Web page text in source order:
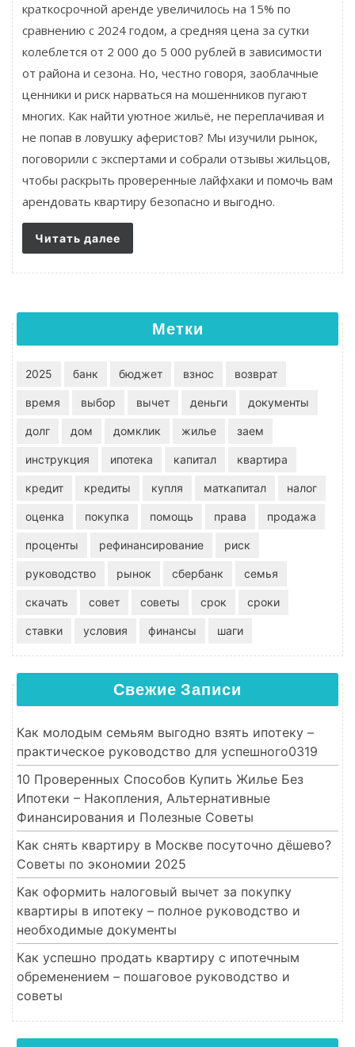
краткосрочной аренде увеличилось на 15% по
сравнению с 2024 годом, а средняя цена за сутки
колеблется от 2 000 до 5 000 рублей в зависимости
от района и сезона. Но, честно говоря, заоблачные
ценники и риск нарваться на мошенников пугают
многих. Как найти уютное жильё, не переплачивая и
не попав в ловушку аферистов? Мы изучили рынок,
поговорили с экспертами и собрали отзывы жильцов,
чтобы раскрыть проверенные лайфхаки и помочь вам
арендовать квартиру безопасно и выгодно.
Читать далее
Метки
2025 банк бюджет взнос возврат
время выбор вычет деньги документы
долг дом домклик жилье заем
инструкция ипотека капитал квартира
кредит кредиты купля маткапитал налог
оценка покупка помощь права продажа
проценты рефинансирование риск
руководство рынок сбербанк семья
скачать совет советы срок сроки
ставки условия финансы шаги
Свежие Записи
Как молодым семьям выгодно взять ипотеку –
практическое руководство для успешного0319
10 Проверенных Способов Купить Жилье Без
Ипотеки – Накопления, Альтернативные
Финансирования и Полезные Советы
Как снять квартиру в Москве посуточно дёшево?
Советы по экономии 2025
Как оформить налоговый вычет за покупку
квартиры в ипотеку – полное руководство и
необходимые документы
Как успешно продать квартиру с ипотечным
обременением – пошаговое руководство и
советы